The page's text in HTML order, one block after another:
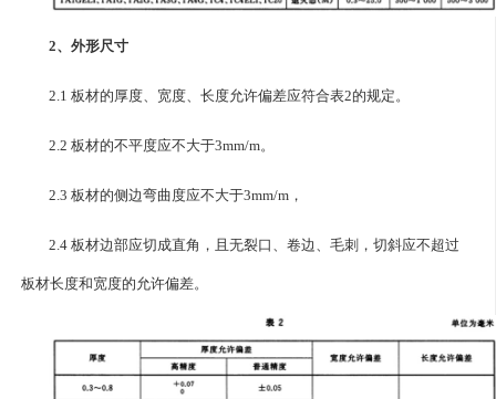
2、外形尺寸
2.1 板材的厚度、宽度、长度允许偏差应符合表2的规定。
2.2 板材的不平度应不大于3mm/m。
2.3 板材的侧边弯曲度应不大于3mm/m，
2.4 板材边部应切成直角，且无裂口、卷边、毛刺，切斜应不超过
板材长度和宽度的允许偏差。